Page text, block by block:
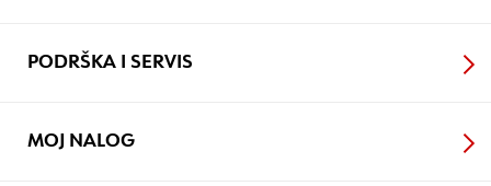
PODRŠKA I SERVIS
MOJ NALOG